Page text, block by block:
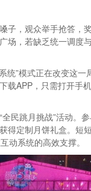
，观众举手抢答，
场，若缺乏统一调度
”模式正在改变这
载APP，只需打开手
民跳月挑战”活动。
得定制月饼礼盒。短
动系统的高效支撑。